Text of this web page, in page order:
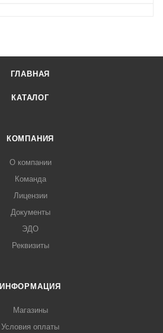
ГЛАВНАЯ
КАТАЛОГ
КОМПАНИЯ
О компании
Команда
Лицензии
Документы
ЭДО
Реквизиты
ИНФОРМАЦИЯ
Магазины
Условия оплаты